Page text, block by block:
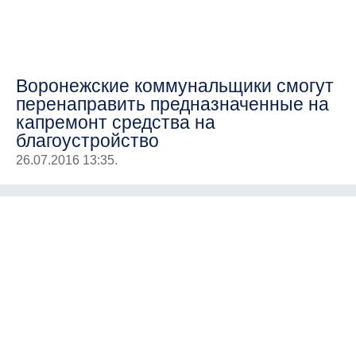
Воронежские коммунальщики смогут
перенаправить предназначенные на
капремонт средства на
благоустройство
26.07.2016 13:35.